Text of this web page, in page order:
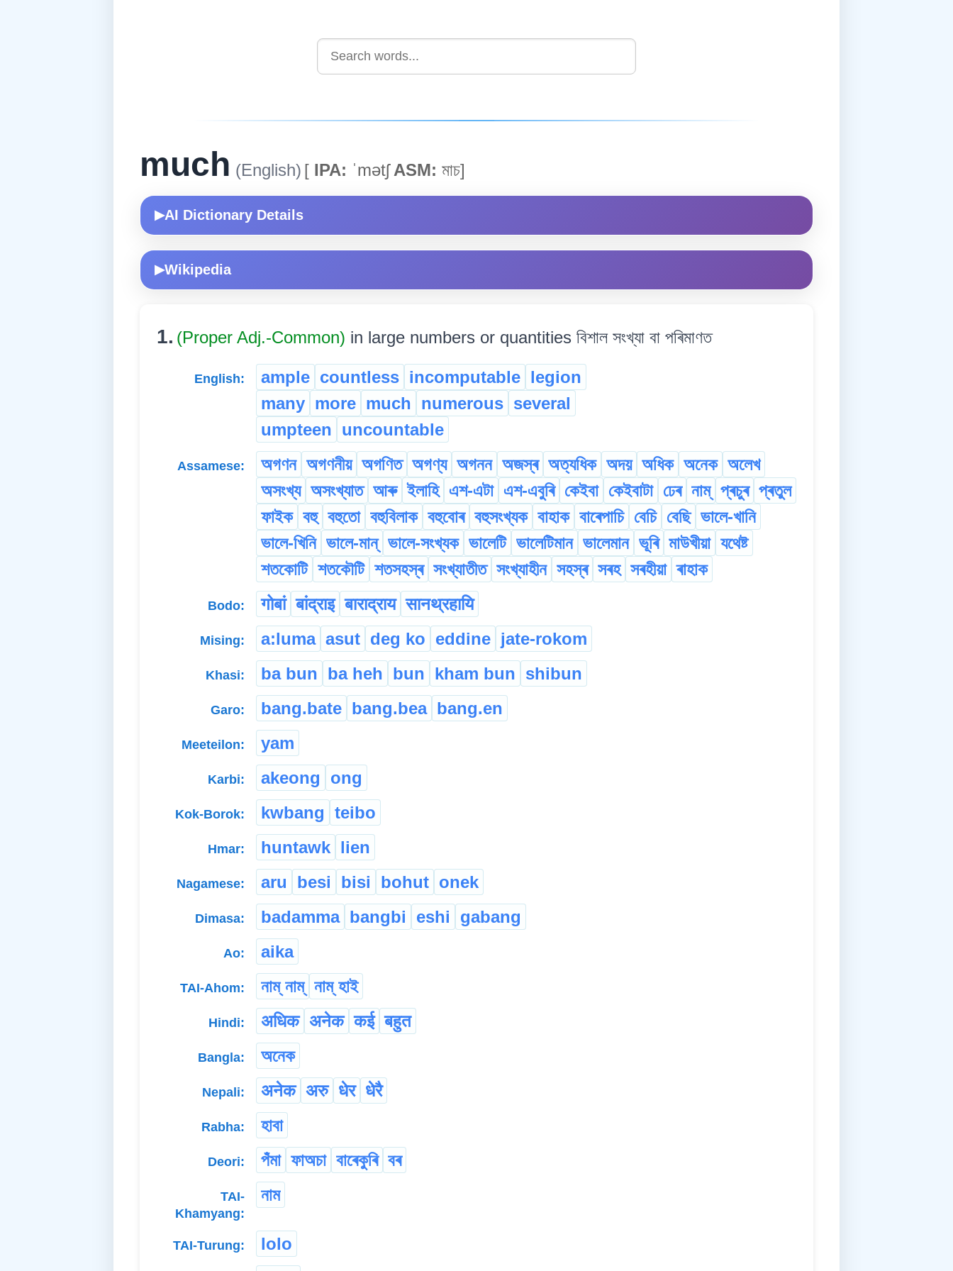
much (English) [ IPA: ˈmətʃASM: মাচ]
▶AI Dictionary Details
▶Wikipedia
1. (Proper Adj.-Common) in large numbers or quantities বিশাল সংখ্যা বা পৰিমাণত
English: ample countless incomputable legion
many more much numerous several
umpteen uncountable
Assamese: অগণন অগণনীয় অগণিত অগণ্য অগনন অজস্ৰ অত্যধিক অদয় অধিক অনেক অলেখ
অসংখ্য অসংখ্যাত আৰু ইলাহি এশ-এটা এশ-এবুৰি কেইবা কেইবাটা ঢেৰ নাম্ প্ৰচুৰ প্ৰতুল
ফাইক বহু বহুতো বহুবিলাক বহুবোৰ বহুসংখ্যক বাহাক বাৰেপাচি বেচি বেছি ভালে-খানি
ভালে-খিনি ভালে-মান্ ভালে-সংখ্যক ভালেটি ভালেটিমান ভালেমান ভূৰি মাউখীয়া যথেষ্ট
শতকোটি শতকৌটি শতসহস্ৰ সংখ্যাতীত সংখ্যাহীন সহস্ৰ সৰহ সৰহীয়া ৰাহাক
Bodo: गोबां बांद्राइ बाराद्राय सानथ्रहायि
Mising: a:luma asut deg ko eddine jate-rokom
Khasi: ba bun ba heh bun kham bun shibun
Garo: bang.bate bang.bea bang.en
Meeteilon: yam
Karbi: akeong ong
Kok-Borok: kwbang teibo
Hmar: huntawk lien
Nagamese: aru besi bisi bohut onek
Dimasa: badamma bangbi eshi gabang
Ao: aika
TAI-Ahom: নাম্ নাম্ নাম্ হাই
Hindi: अधिक अनेक कई बहुत
Bangla: অনেক
Nepali: अनेक अरु धेर धेरै
Rabha: হাবা
Deori: পঁমা ফাঅচা বাৰেকুৰি বৰ
TAI-
Khamyang:
নাম
TAI-Turung:
lolo